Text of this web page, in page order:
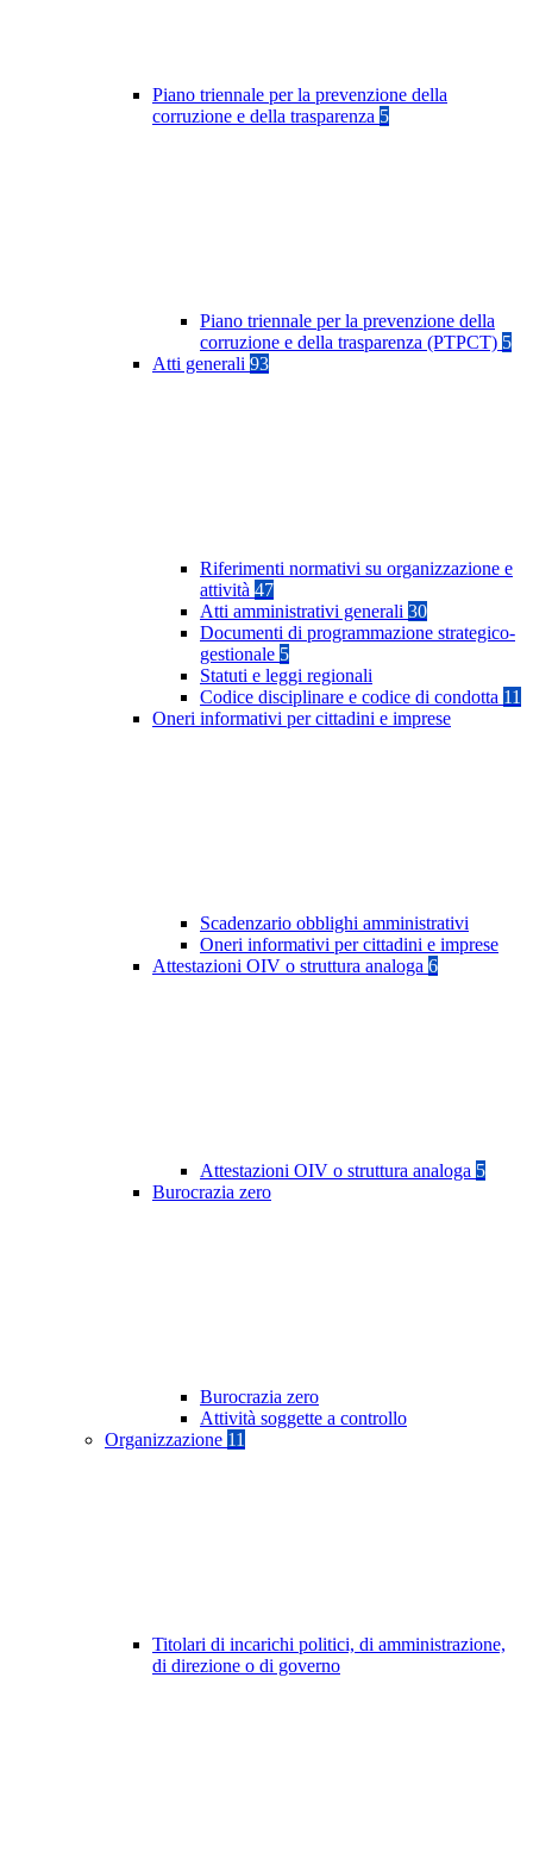
Piano triennale per la prevenzione della
corruzione e della trasparenza 5
Piano triennale per la prevenzione della
corruzione e della trasparenza (PTPCT) 5
Atti generali 93
Riferimenti normativi su organizzazione e
attività 47
Atti amministrativi generali 30
Documenti di programmazione strategico-
gestionale 5
Statuti e leggi regionali
Codice disciplinare e codice di condotta 11
Oneri informativi per cittadini e imprese
Scadenzario obblighi amministrativi
Oneri informativi per cittadini e imprese
Attestazioni OIV o struttura analoga 6
Attestazioni OIV o struttura analoga 5
Burocrazia zero
Burocrazia zero
Attività soggette a controllo
Organizzazione 11
Titolari di incarichi politici, di amministrazione,
di direzione o di governo